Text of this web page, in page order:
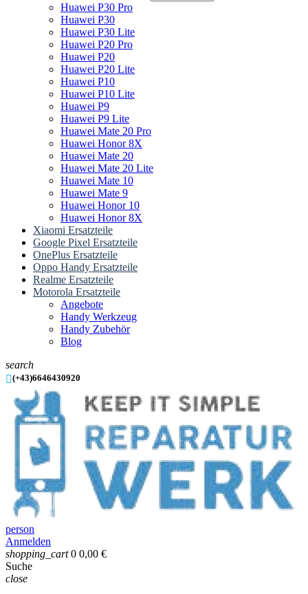
Huawei P30 Pro
Huawei P30
Huawei P30 Lite
Huawei P20 Pro
Huawei P20
Huawei P20 Lite
Huawei P10
Huawei P10 Lite
Huawei P9
Huawei P9 Lite
Huawei Mate 20 Pro
Huawei Honor 8X
Huawei Mate 20
Huawei Mate 20 Lite
Huawei Mate 10
Huawei Mate 9
Huawei Honor 10
Huawei Honor 8X
Xiaomi Ersatzteile
Google Pixel Ersatzteile
OnePlus Ersatzteile
Oppo Handy Ersatzteile
Realme Ersatzteile
Motorola Ersatzteile
Angebote
Handy Werkzeug
Handy Zubehör
Blog
search
(+43)6646430920
person
Anmelden
shopping_cart 0 0,00 €
Suche
close